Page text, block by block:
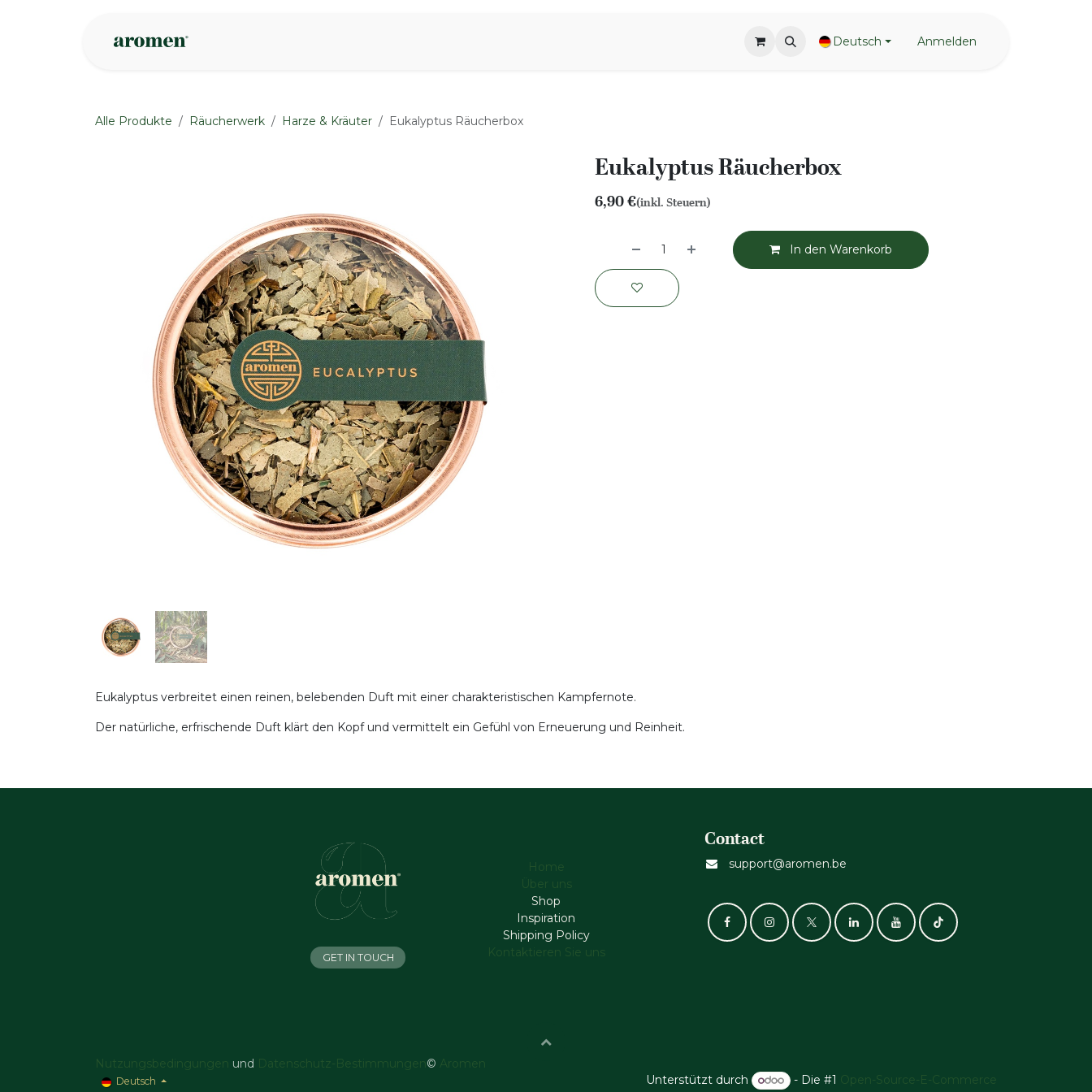
Deutsch Anmelden
Alle Produkte Räucherwerk Harze & Kräuter Eukalyptus Räucherbox
Eukalyptus Räucherbox
6,90€(inkl. Steuern)
In den Warenkorb
Eukalyptus verbreitet einen reinen, belebenden Duft mit einer charakteristischen Kampfernote.
Der natürliche, erfrischende Duft klärt den Kopf und vermittelt ein Gefühl von Erneuerung und Reinheit.
Home
Über uns
Shop
Inspiration
Shipping Policy
Kontaktieren Sie uns
Contact
support@aromen.be
GET IN TOUCH
Nutzungsbedingungen und Datenschutz-Bestimmungen © Aromen
Deutsch Unterstützt durch - Die #1 Open-Source-E-Commerce